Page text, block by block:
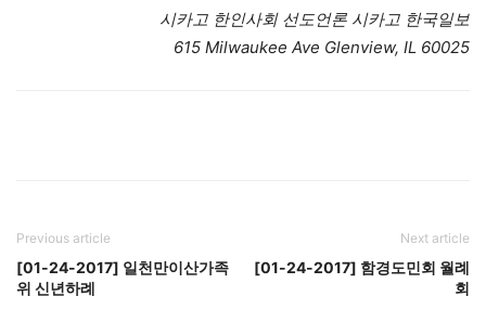
시카고 한인사회 선도언론 시카고 한국일보
615 Milwaukee Ave Glenview, IL 60025
Previous article
[01-24-2017] 일천만이산가족
위 신년하례
Next article
[01-24-2017] 함경도민회 월례
회